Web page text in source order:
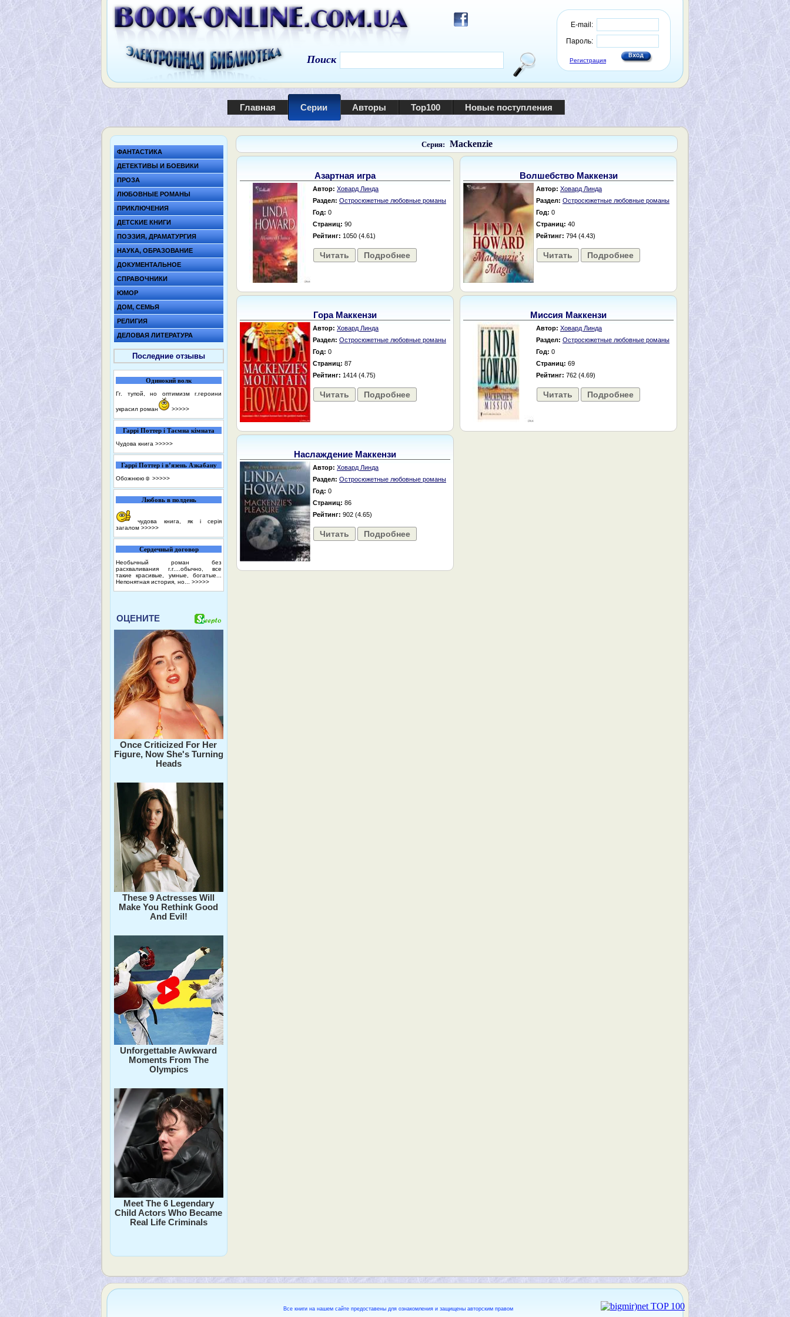
E-mail:
Пароль:
Регистрация
Поиск
Главная Серии Авторы Top100 Новые поступления
ФАНТАСТИКА
ДЕТЕКТИВЫ И БОЕВИКИ
ПРОЗА
ЛЮБОВНЫЕ РОМАНЫ
ПРИКЛЮЧЕНИЯ
ДЕТСКИЕ КНИГИ
ПОЭЗИЯ, ДРАМАТУРГИЯ
НАУКА, ОБРАЗОВАНИЕ
ДОКУМЕНТАЛЬНОЕ
СПРАВОЧНИКИ
ЮМОР
ДОМ, СЕМЬЯ
РЕЛИГИЯ
ДЕЛОВАЯ ЛИТЕРАТУРА
Последние отзывы
Одинокий волк
Гг. тупой, но оптимизм г.героини
украсил роман >>>>>
Гаррі Поттер і Таємна кімната
Чудова книга >>>>>
Гаррі Поттер і в’язень Азкабану
Обожнюю☺️ >>>>>
Любовь в полдень
чудова книга, як і серія
загалом >>>>>
Сердечный договор
Необычный роман без
расхваливания г.г....обычно, все
такие красивые, умные, богатые...
Непонятная история, но... >>>>>
ОЦЕНИТЕ
Once Criticized For Her
Figure, Now She's Turning
Heads
These 9 Actresses Will
Make You Rethink Good
And Evil!
Unforgettable Awkward
Moments From The
Olympics
Meet The 6 Legendary
Child Actors Who Became
Real Life Criminals
Серия: Mackenzie
Азартная игра
Автор: Ховард Линда
Раздел: Остросюжетные любовные романы
Год: 0
Страниц: 90
Рейтинг: 1050 (4.61)
Читать Подробнее
Волшебство Маккензи
Автор: Ховард Линда
Раздел: Остросюжетные любовные романы
Год: 0
Страниц: 40
Рейтинг: 794 (4.43)
Читать Подробнее
Гора Маккензи
Автор: Ховард Линда
Раздел: Остросюжетные любовные романы
Год: 0
Страниц: 87
Рейтинг: 1414 (4.75)
Читать Подробнее
Миссия Маккензи
Автор: Ховард Линда
Раздел: Остросюжетные любовные романы
Год: 0
Страниц: 69
Рейтинг: 762 (4.69)
Читать Подробнее
Наслаждение Маккензи
Автор: Ховард Линда
Раздел: Остросюжетные любовные романы
Год: 0
Страниц: 86
Рейтинг: 902 (4.65)
Читать Подробнее
Все книги на нашем сайте предоставены для ознакомления и защищены авторским правом